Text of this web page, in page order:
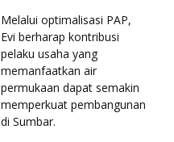
Melalui optimalisasi PAP,
Evi berharap kontribusi
pelaku usaha yang
memanfaatkan air
permukaan dapat semakin
memperkuat pembangunan
di Sumbar.